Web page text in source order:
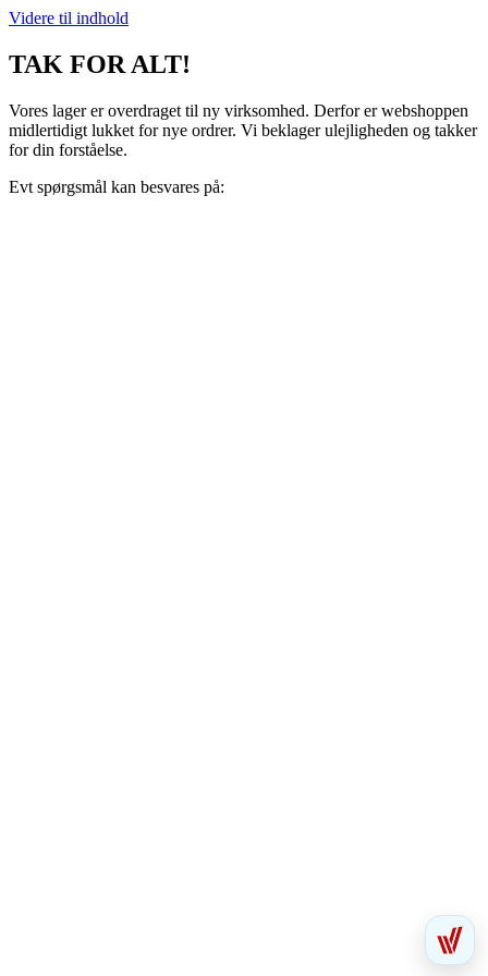
Videre til indhold
TAK FOR ALT!
Vores lager er overdraget til ny virksomhed. Derfor er webshoppen
midlertidigt lukket for nye ordrer. Vi beklager ulejligheden og takker
for din forståelse.
Evt spørgsmål kan besvares på: